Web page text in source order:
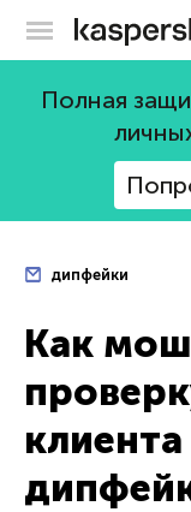
Полная
дипфейки
Как